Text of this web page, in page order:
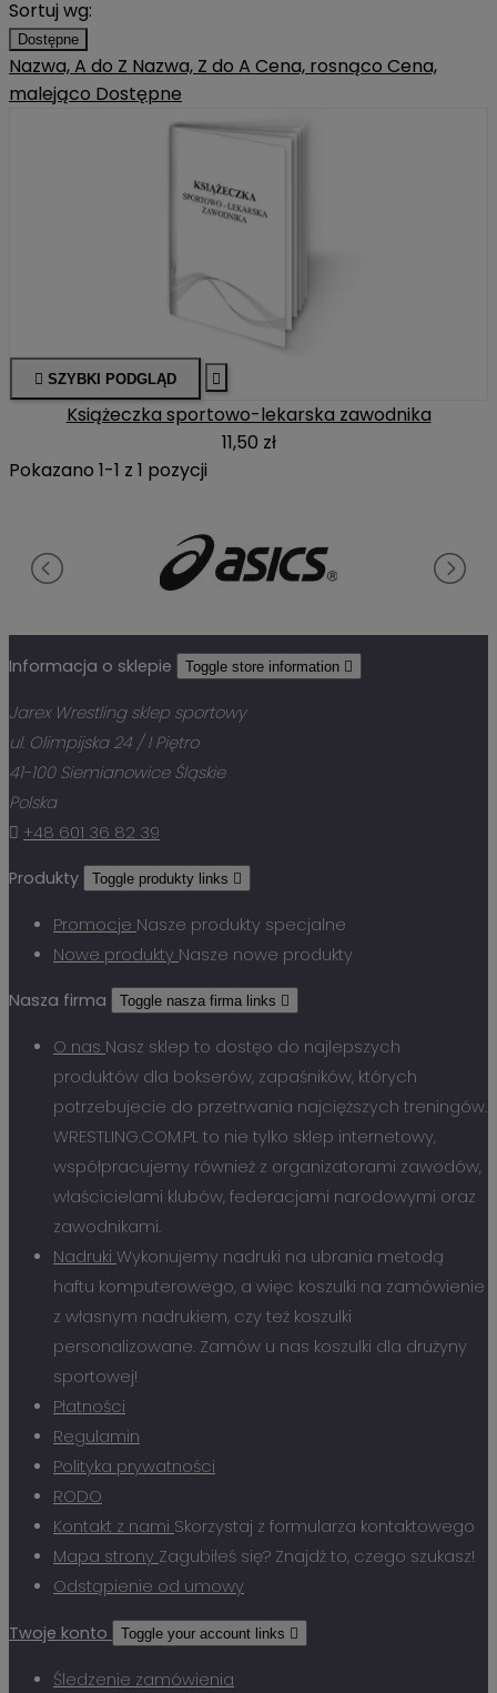
Sortuj wg:
Dostępne
Nazwa, A do Z Nazwa, Z do A Cena, rosnąco Cena,
malejąco Dostępne
 SZYBKI PODGLĄD 
Książeczka sportowo-lekarska zawodnika
11,50 zł
Pokazano 1-1 z 1 pozycji
Informacja o sklepie Toggle store information 
Jarex Wrestling sklep sportowy
ul. Olimpijska 24 / I Piętro
41-100 Siemianowice Śląskie
Polska
 +48 601 36 82 39
Produkty Toggle produkty links 
Promocje Nasze produkty specjalne
Nowe produkty Nasze nowe produkty
Nasza firma Toggle nasza firma links 
O nas Nasz sklep to dostęo do najlepszych
produktów dla bokserów, zapaśników, których
potrzebujecie do przetrwania najcięższych treningów.
WRESTLING.COM.PL to nie tylko sklep internetowy,
współpracujemy również z organizatorami zawodów,
właścicielami klubów, federacjami narodowymi oraz
zawodnikami.
Nadruki Wykonujemy nadruki na ubrania metodą
haftu komputerowego, a więc koszulki na zamówienie
z własnym nadrukiem, czy też koszulki
personalizowane. Zamów u nas koszulki dla drużyny
sportowej!
Płatności
Regulamin
Polityka prywatności
RODO
Kontakt z nami Skorzystaj z formularza kontaktowego
Mapa strony Zagubiłeś się? Znajdź to, czego szukasz!
Odstąpienie od umowy
Twoje konto Toggle your account links 
Śledzenie zamówienia